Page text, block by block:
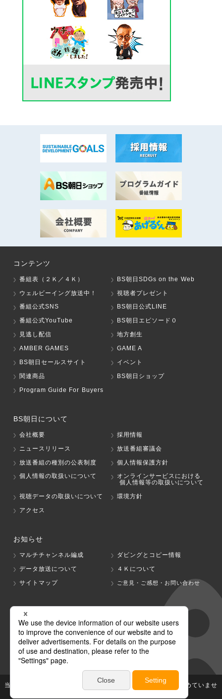
コンテンツ
番組表（２Ｋ／４Ｋ）
BS朝日SDGs on the Web
ウェルビーイング放送中！
視聴者プレゼント
番組公式SNS
BS朝日公式LINE
番組公式YouTube
BS朝日エピソード０
見逃し配信
地方創生
AMBER GAMES
GAME A
BS朝日セールスサイト
イベント
関連商品
BS朝日ショップ
Program Guide For Buyers
BS朝日について
会社概要
採用情報
ニュースリリース
放送番組審議会
放送番組の種別の公表制度
個人情報保護方針
個人情報の取扱いについて
オンラインサービスにおける
個人情報等の取扱いについて
視聴データの取扱いについて
環境方針
アクセス
お知らせ
マルチチャンネル編成
ダビングとコピー情報
データ放送について
４Ｋについて
サイトマップ
ご意見・ご感想・お問い合わせ
グループ会社
テレビ朝日 テレ朝チャンネル
当社が著作権、著作隣接権を有する放送番組等の無断利用は認めていませ
ん。